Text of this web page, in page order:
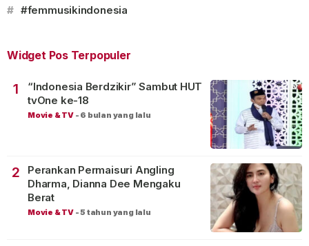
# #femmusikindonesia
Widget Pos Terpopuler
1
“Indonesia Berdzikir” Sambut HUT
tvOne ke-18
Movie & TV - 6 bulan yang lalu
2
Perankan Permaisuri Angling
Dharma, Dianna Dee Mengaku
Berat
Movie & TV -5 tahun yang lalu